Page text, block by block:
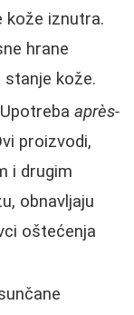
kože iznutra.
hrane
kože.
Upotreba après-
proizvodi,
i drugim
obnavljaju
oštećenja